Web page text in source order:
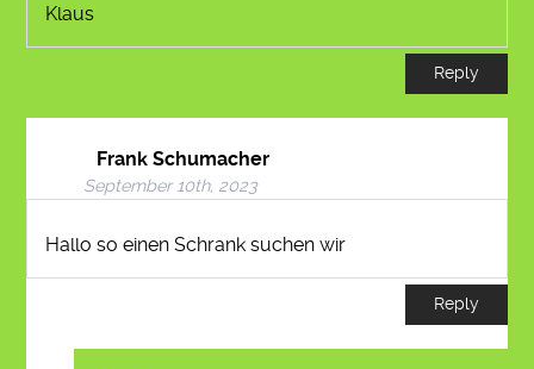
Klaus
Reply
Frank Schumacher
September 10th, 2023
Hallo so einen Schrank suchen wir
Reply